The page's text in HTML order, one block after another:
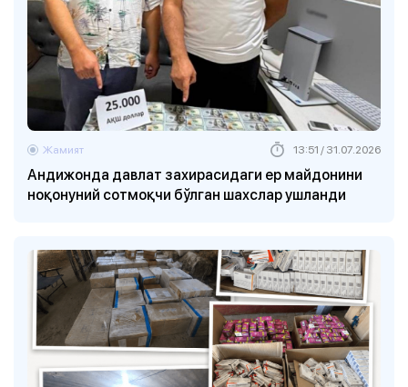
Андижонда давлат захирасидаги ер майдонини
ноқонуний сотмоқчи бўлган шахслар ушланди
Жамият 13:51 / 31.07.2026